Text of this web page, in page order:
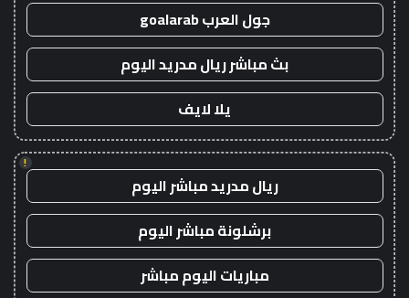
جول العرب goalarab
بث مباشر ريال مدريد اليوم
يلا لايف
!
ريال مدريد مباشر اليوم
برشلونة مباشر اليوم
مباريات اليوم مباشر